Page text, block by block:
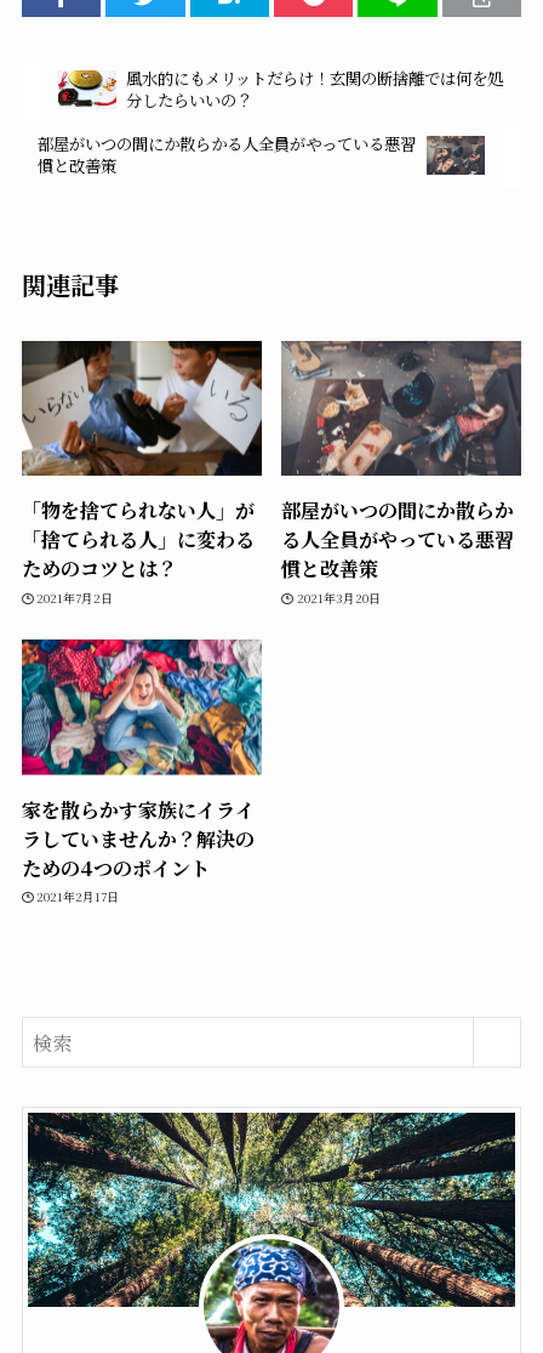
風水的にもメリットだらけ！玄関の断捨離では何を処
分したらいいの？
部屋がいつの間にか散らかる人全員がやっている悪習
慣と改善策
関連記事
「物を捨てられない人」が
「捨てられる人」に変わる
ためのコツとは？
2021年7月2日
部屋がいつの間にか散らか
る人全員がやっている悪習
慣と改善策
2021年3月20日
家を散らかす家族にイライ
ラしていませんか？解決の
ための4つのポイント
2021年2月17日